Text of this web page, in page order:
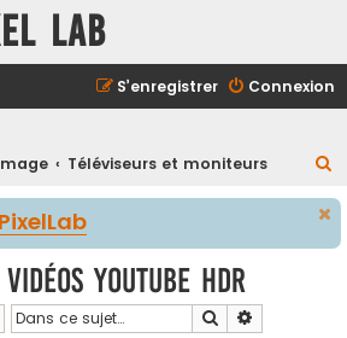
Lab
Connexion
S’enregistrer
Téléviseurs et moniteurs
e
Youtube HDR
Rechercher